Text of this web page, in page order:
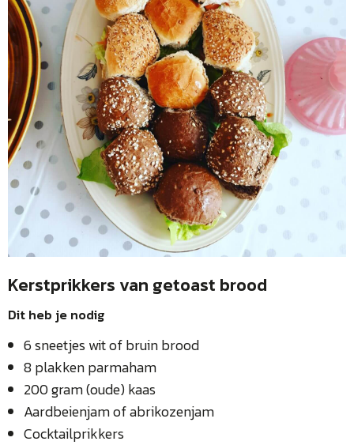
Kerstprikkers van getoast brood
Dit heb je nodig
6 sneetjes wit of bruin brood
8 plakken parmaham
200 gram (oude) kaas
Aardbeienjam of abrikozenjam
Cocktailprikkers